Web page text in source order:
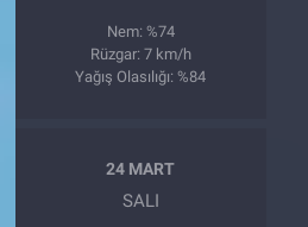
Nem: %74
Rüzgar: 7 km/h
Yağış Olasılığı: %84
24 MART
SALI